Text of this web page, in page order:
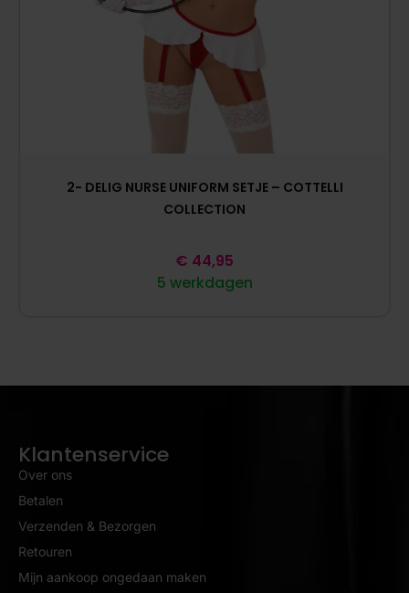
2- DELIG NURSE UNIFORM SETJE – COTTELLI
COLLECTION
5 werkdagen
€ 44,95
Klantenservice
Over ons
Betalen
Verzenden & Bezorgen
Retouren
Mijn aankoop ongedaan maken